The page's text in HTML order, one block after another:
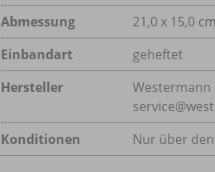
Abmessung
21,0 x 15,0 cm
Einbandart
geheftet
Hersteller
Westermann
Konditionen
Nur über